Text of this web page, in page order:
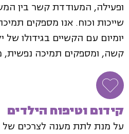
ופעילה, המעודדת קשר בין
שייכות וכוח. אנו מספקים
יומיום עם הקשיים בגידולו
קשה, ומספקים תמיכה נפשית,
קידום וטיפוח הילדים
על מנת לתת מענה לצרכים של